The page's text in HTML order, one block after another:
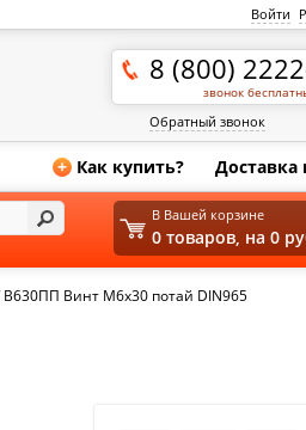
Войти
8 (800)
звонок
Обратный звонок
+ Как купить? Доставка
В630ПП Винт М6х30 потай DIN965
В Вашей корзине
0 товаров, на 0